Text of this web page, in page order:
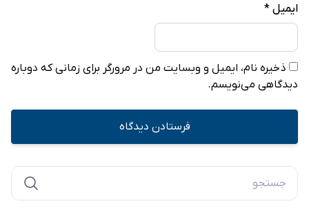
ایمیل *
ذخیره نام، ایمیل و وبسایت من در مرورگر برای زمانی که دوباره
دیدگاهی می‌نویسم.